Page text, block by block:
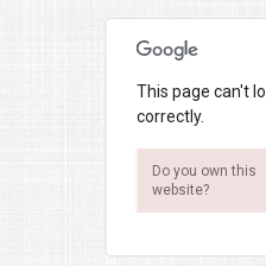
This page can't
correctly.
Do you own this
website?